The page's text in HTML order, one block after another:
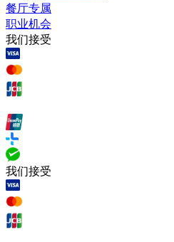
餐厅专属
职业机会
我们接受
我们接受